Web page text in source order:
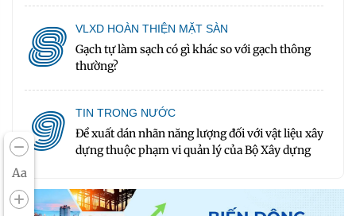
Aa
8 VLXD HOÀN THIỆN MẶT SÀN
Gạch tự làm sạch có gì khác so với gạch thông
thường?
9 TIN TRONG NƯỚC
Đề xuất dán nhãn năng lượng đối với vật liệu xây
dựng thuộc phạm vi quản lý của Bộ Xây dựng